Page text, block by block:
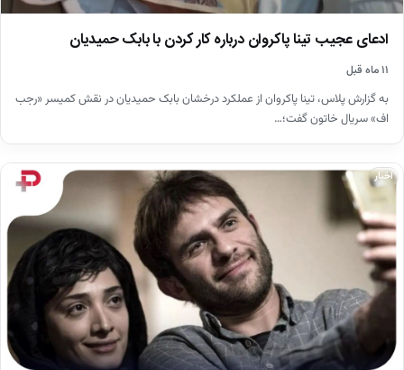
ادعای عجیب تینا پاکروان درباره کار کردن با بابک حمیدیان
۱۱ ماه قبل
به گزارش پلاس، تینا پاکروان از عملکرد درخشان بابک حمیدیان در نقش کمیسر «رجب
اف» سریال خاتون گفت؛…
اخبار